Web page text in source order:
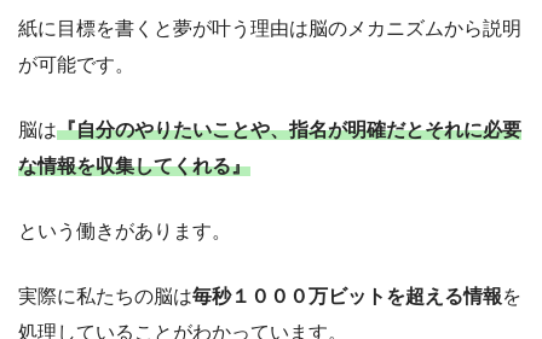
紙に目標を書くと夢が叶う理由は脳のメカニズムから説明
が可能です。
脳は『自分のやりたいことや、指名が明確だとそれに必要
な情報を収集してくれる』
という働きがあります。
実際に私たちの脳は毎秒１０００万ビットを超える情報を
処理していることがわかっています。